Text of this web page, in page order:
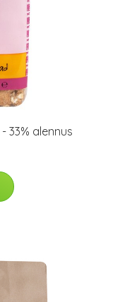
33% alennus